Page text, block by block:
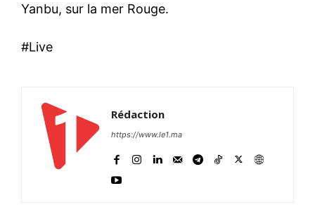
Yanbu, sur la mer Rouge.
#Live
Rédaction
https://www.le1.ma